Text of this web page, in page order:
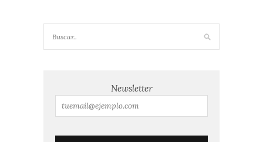
Newsletter